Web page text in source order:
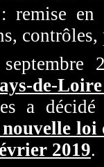
remise en
contrôles,
de-
a
loi
2019.